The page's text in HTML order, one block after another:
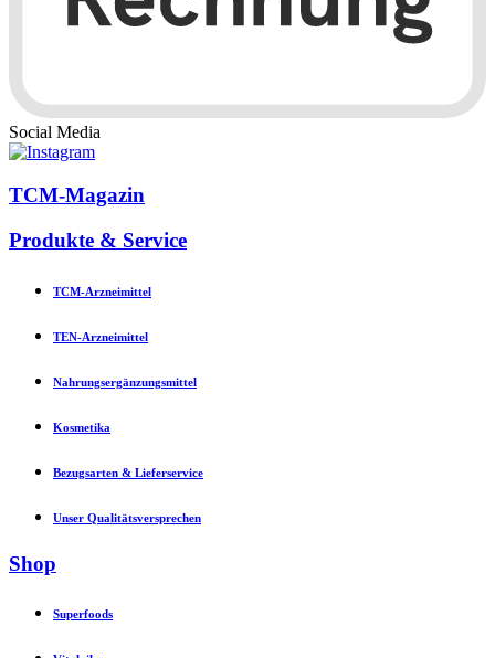
Social Media
TCM-Magazin
Produkte & Service
TCM-Arzneimittel
TEN-Arzneimittel
Nahrungsergänzungsmittel
Kosmetika
Bezugsarten & Lieferservice
Unser Qualitätsversprechen
Shop
Superfoods